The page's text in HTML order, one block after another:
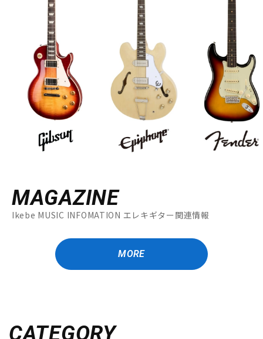
MAGAZINE
Ikebe MUSIC INFOMATION エレキギター関連情報
MORE
CATEGORY